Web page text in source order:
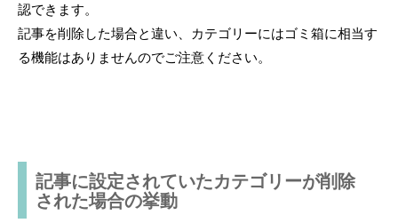
認できます。
記事を削除した場合と違い、カテゴリーにはゴミ箱に相当す
る機能はありませんのでご注意ください。
記事に設定されていたカテゴリーが削除
された場合の挙動